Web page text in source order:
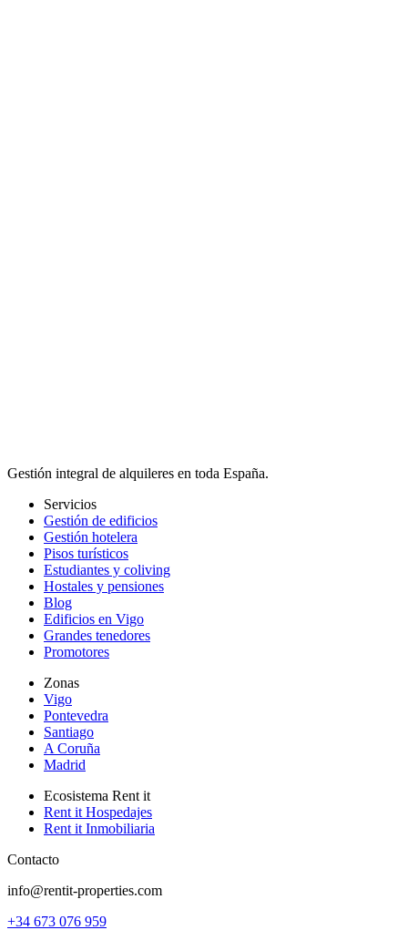
Gestión integral de alquileres en toda España.
Servicios
Gestión de edificios
Gestión hotelera
Pisos turísticos
Estudiantes y coliving
Hostales y pensiones
Blog
Edificios en Vigo
Grandes tenedores
Promotores
Zonas
Vigo
Pontevedra
Santiago
A Coruña
Madrid
Ecosistema Rent it
Rent it Hospedajes
Rent it Inmobiliaria
Contacto
info@rentit-properties.com
+34 673 076 959